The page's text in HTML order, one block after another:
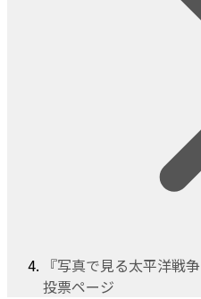
『写真で見る太平洋戦
投票ページ